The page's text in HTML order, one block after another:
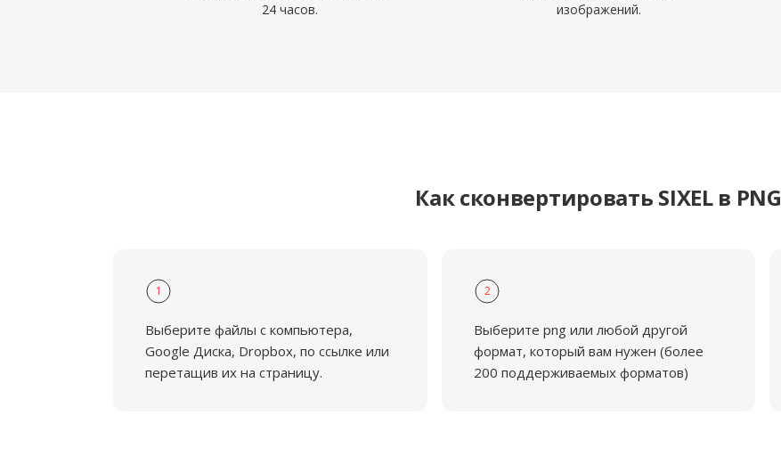
24 часов.
изображений.
Как сконвертировать SIXEL в PNG
1
Выберите файлы с компьютера,
Google Диска, Dropbox, по ссылке или
перетащив их на страницу.
2
Выберите png или любой другой
формат, который вам нужен (более
200 поддерживаемых форматов)